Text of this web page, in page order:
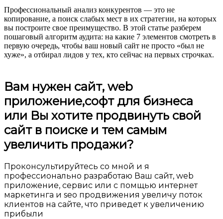
Профессиональный анализ конкурентов — это не
копирование, а поиск слабых мест в их стратегии, на которых
вы построите свое преимущество. В этой статье разберем
пошаговый алгоритм аудита: на какие 7 элементов смотреть в
первую очередь, чтобы ваш новый сайт не просто «был не
хуже», а отбирал лидов у тех, кто сейчас на первых строчках.
Вам нужен сайт, web
приложение,софт для бизнеса
или Вы хотите продвинуть свой
сайт в поиске и тем самым
увеличить продажи?
Проконсультируйтесь со мной и я
профессионально разработаю Ваш сайт, web
приложение, сервис или с помщью интернет
маркетинга и seo продвижения увеличу поток
клиентов на сайте, что приведет к увеличению
прибыли